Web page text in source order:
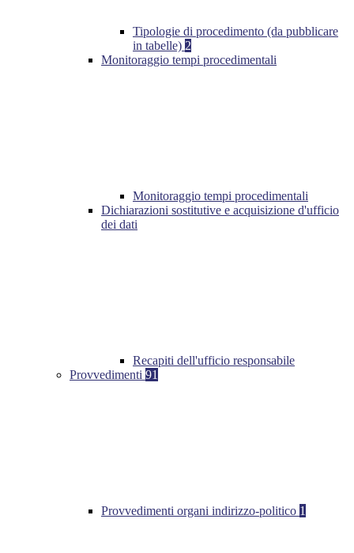
Tipologie di procedimento (da pubblicare
in tabelle) 2
Monitoraggio tempi procedimentali
Monitoraggio tempi procedimentali
Dichiarazioni sostitutive e acquisizione d'ufficio
dei dati
Recapiti dell'ufficio responsabile
Provvedimenti 91
Provvedimenti organi indirizzo-politico 1